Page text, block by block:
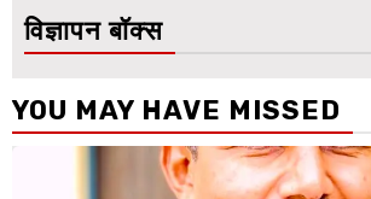
विज्ञापन बॉक्स
YOU MAY HAVE MISSED